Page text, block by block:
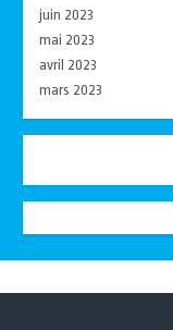
juin 2023
mai 2023
avril 2023
mars 2023